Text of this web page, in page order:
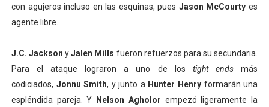
con agujeros incluso en las esquinas, pues Jason McCourtyes
agente libre.
J.C. JacksonyJalen Mills fueron refuerzos para su secundaria.
Para el ataque lograron a uno de los tight endsmás
codiciados, Jonnu Smith, y junto a Hunter Henry formarán una
espléndida pareja. Y
Nelson Agholor empezó ligeramente la